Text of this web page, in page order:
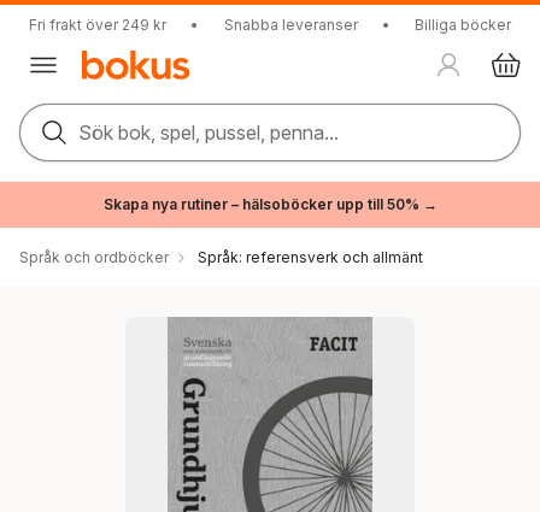
Fri frakt över 249 kr • Snabba leveranser • Billiga böcker
Sök bok, spel, pussel, penna...
Skapa nya rutiner – hälsoböcker upp till 50% →
Språk och ordböcker Språk: referensverk och allmänt